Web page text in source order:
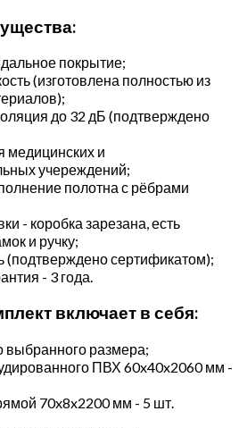
покрытие;
(изготовлена полностью из
до 32 дБ (подтверждено
медицинских и
учереждений;
полотна с рёбрами
- коробка зарезана, есть
и ручку;
(подтверждено сертификатом);
- 3 года.
включает в себя:
выбранного размера;
ПВХ 60x40x2060 мм -
70x8x2200 мм - 5 шт.